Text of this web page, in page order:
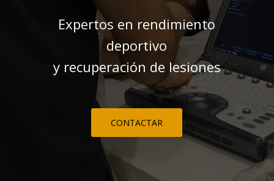
Expertos en rendimiento
deportivo
y recuperación de lesiones
CONTACTAR